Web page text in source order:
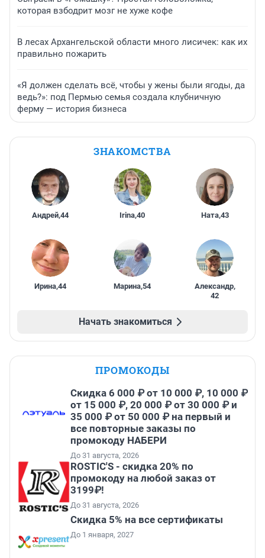
которая взбодрит мозг не хуже кофе
В лесах Архангельской области много лисичек: как их
правильно пожарить
«Я должен сделать всё, чтобы у жены были ягоды, да
ведь?»: под Пермью семья создала клубничную
ферму — история бизнеса
ЗНАКОМСТВА
Андрей,44 Irina,40 Ната,43
Ирина,44 Марина,54 Александр,
42
Начать знакомиться
ПРОМОКОДЫ
Скидка 6 000 ₽ от 10 000 ₽, 10 000 ₽
от 15 000 ₽, 20 000 ₽ от 30 000 ₽ и
35 000 ₽ от 50 000 ₽ на первый и
все повторные заказы по
промокоду НАБЕРИ
До 31 августа, 2026
ROSTIC'S - скидка 20% по
промокоду на любой заказ от
3199₽!
До 31 августа, 2026
Скидка 5% на все сертификаты
До 1 января, 2027